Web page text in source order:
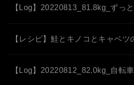
【Log】20220813_81.8kg_ずっと
【レシピ】鮭とキノコとキャベツ
【Log】20220812_82.0kg_自転